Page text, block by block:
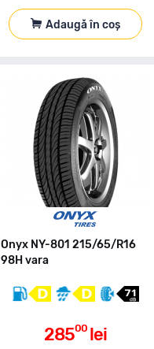
Adaugă în coș
Onyx NY-801 215/65/R16
98H vara
28500 lei